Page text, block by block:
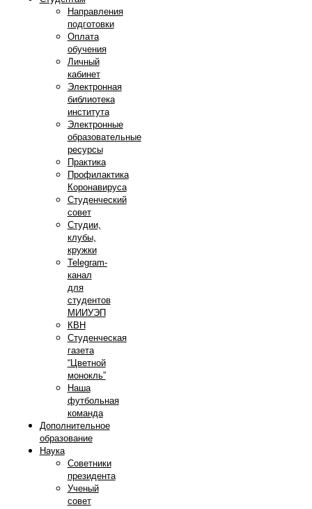
Направления
подготовки
Оплата
обучения
Личный
кабинет
Электронная
библиотека
института
Электронные
образовательные
ресурсы
Практика
Профилактика
Коронавируса
Студенческий
совет
Студии,
клубы,
кружки
Telegram-
канал
для
студентов
МИИУЭП
КВН
Студенческая
газета
“Цветной
монокль”
Наша
футбольная
команда
Дополнительное
образование
Наука
Советники
президента
Ученый
совет